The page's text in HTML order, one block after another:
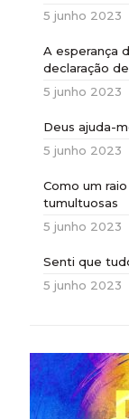
5 junho 2023
A esperança
declaração
5 junho 2023
Deus ajuda-
5 junho 2023
Como um
tumultuosas
5 junho 2023
Senti que
5 junho 2023